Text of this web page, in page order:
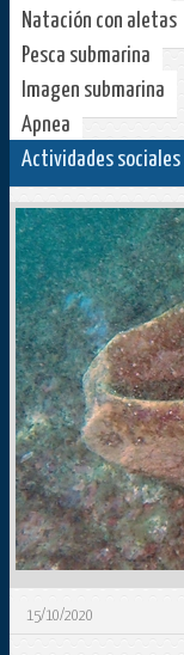
Natación con aletas
Pesca submarina
Imagen submarina
Apnea
Actividades sociales
15/10/2020